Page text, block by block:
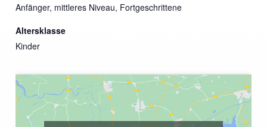
Anfänger, mittleres Niveau, Fortgeschrittene
Altersklasse
Kinder